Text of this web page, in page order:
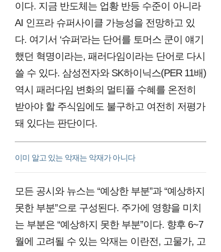
이다. 지금 반도체는 업황 반등 수준이 아니라
AI 인프라 슈퍼사이클 가능성을 전망하고 있
다. 여기서 ‘슈퍼’라는 단어를 토머스 쿤이 얘기
했던 혁명이라는, 패러다임이라는 단어로 다시
쓸 수 있다. 삼성전자와 SK하이닉스(PER 11배)
역시 패러다임 변화의 멀티플 수혜를 온전히
받아야 할 주식임에도 불구하고 여전히 저평가
돼 있다는 판단이다.
이미 알고 있는 악재는 악재가 아니다
모든 공시와 뉴스는 “예상한 부분”과 “예상하지
못한 부분”으로 구성된다. 주가에 영향을 미치
는 부분은 “예상하지 못한 부분”이다. 향후 6~7
월에 고려될 수 있는 악재는 이란전, 고물가, 고